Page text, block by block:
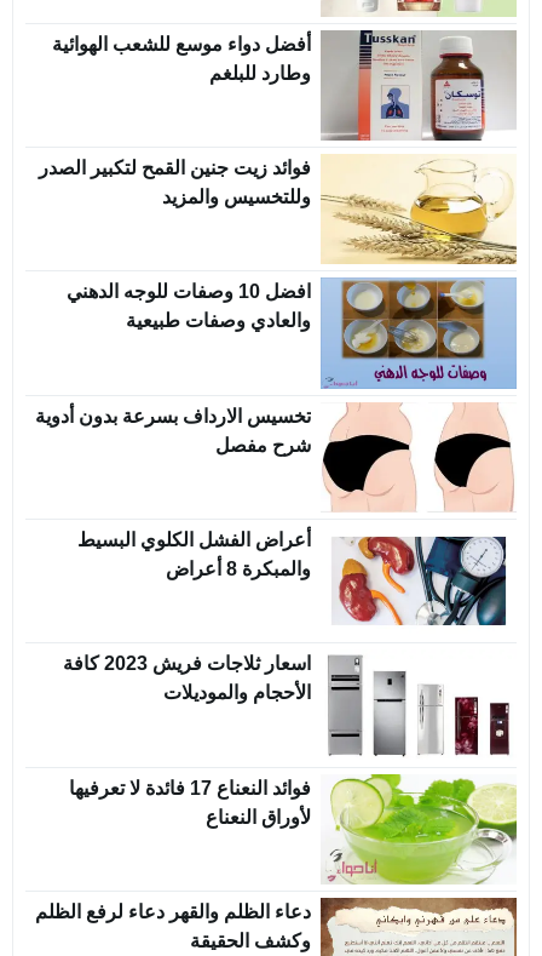
أفضل دواء موسع للشعب الهوائية
وطارد للبلغم
فوائد زيت جنين القمح لتكبير الصدر
وللتخسيس والمزيد
افضل 10 وصفات للوجه الدهني
والعادي وصفات طبيعية
تخسيس الارداف بسرعة بدون أدوية
شرح مفصل
أعراض الفشل الكلوي البسيط
والمبكرة 8 أعراض
اسعار ثلاجات فريش 2023 كافة
الأحجام والموديلات
فوائد النعناع 17 فائدة لا تعرفيها
لأوراق النعناع
دعاء الظلم والقهر دعاء لرفع الظلم
وكشف الحقيقة